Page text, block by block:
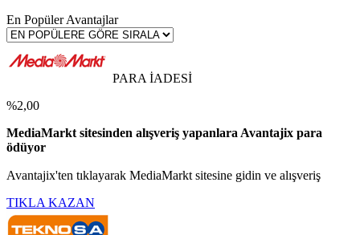
En Popüler Avantajlar
PARA İADESİ
%2,00
MediaMarkt sitesinden alışveriş yapanlara Avantajix para
ödüyor
Avantajix'ten tıklayarak MediaMarkt sitesine gidin ve alışveriş
TIKLA KAZAN